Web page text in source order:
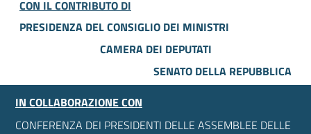
CON IL CONTRIBUTO DI
PRESIDENZA DEL CONSIGLIO DEI MINISTRI
CAMERA DEI DEPUTATI
SENATO DELLA REPUBBLICA
IN COLLABORAZIONE CON
CONFERENZA DEI PRESIDENTI DELLE ASSEMBLEE DELLE